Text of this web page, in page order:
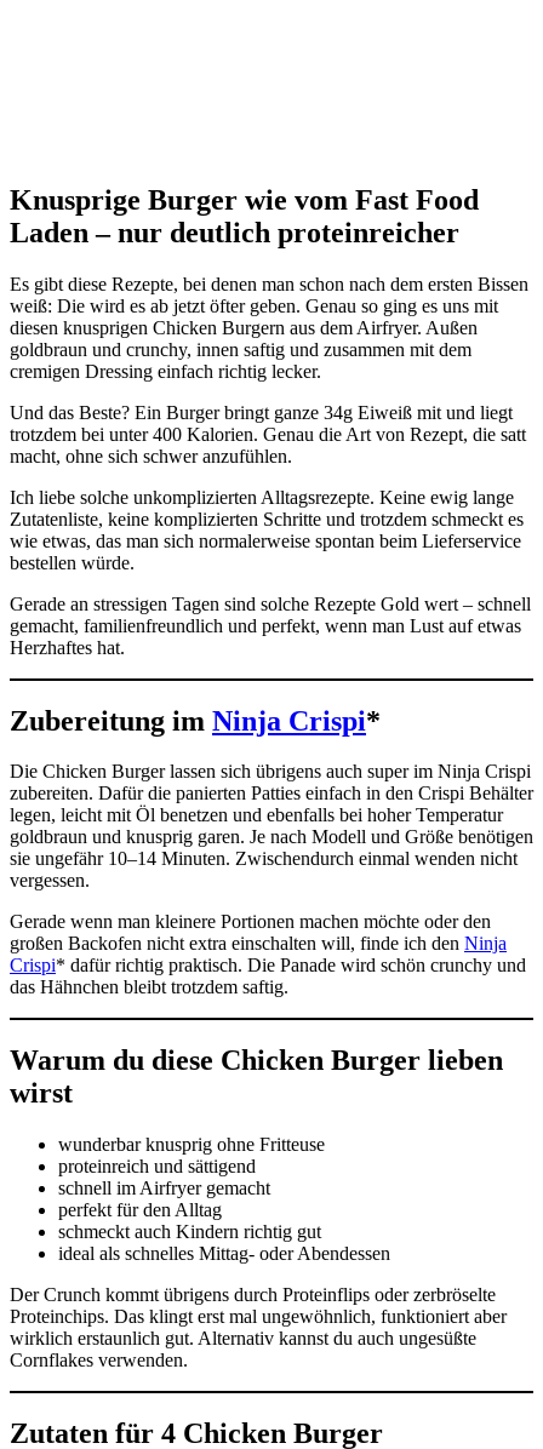
Knusprige Burger wie vom Fast Food
Laden – nur deutlich proteinreicher
Es gibt diese Rezepte, bei denen man schon nach dem ersten Bissen
weiß: Die wird es ab jetzt öfter geben. Genau so ging es uns mit
diesen knusprigen Chicken Burgern aus dem Airfryer. Außen
goldbraun und crunchy, innen saftig und zusammen mit dem
cremigen Dressing einfach richtig lecker.
Und das Beste? Ein Burger bringt ganze 34g Eiweiß mit und liegt
trotzdem bei unter 400 Kalorien. Genau die Art von Rezept, die satt
macht, ohne sich schwer anzufühlen.
Ich liebe solche unkomplizierten Alltagsrezepte. Keine ewig lange
Zutatenliste, keine komplizierten Schritte und trotzdem schmeckt es
wie etwas, das man sich normalerweise spontan beim Lieferservice
bestellen würde.
Gerade an stressigen Tagen sind solche Rezepte Gold wert – schnell
gemacht, familienfreundlich und perfekt, wenn man Lust auf etwas
Herzhaftes hat.
Zubereitung im Ninja Crispi*
Die Chicken Burger lassen sich übrigens auch super im Ninja Crispi
zubereiten. Dafür die panierten Patties einfach in den Crispi Behälter
legen, leicht mit Öl benetzen und ebenfalls bei hoher Temperatur
goldbraun und knusprig garen. Je nach Modell und Größe benötigen
sie ungefähr 10–14 Minuten. Zwischendurch einmal wenden nicht
vergessen.
Gerade wenn man kleinere Portionen machen möchte oder den
großen Backofen nicht extra einschalten will, finde ich den Ninja
Crispi* dafür richtig praktisch. Die Panade wird schön crunchy und
das Hähnchen bleibt trotzdem saftig.
Warum du diese Chicken Burger lieben
wirst
wunderbar knusprig ohne Fritteuse
proteinreich und sättigend
schnell im Airfryer gemacht
perfekt für den Alltag
schmeckt auch Kindern richtig gut
ideal als schnelles Mittag- oder Abendessen
Der Crunch kommt übrigens durch Proteinflips oder zerbröselte
Proteinchips. Das klingt erst mal ungewöhnlich, funktioniert aber
wirklich erstaunlich gut. Alternativ kannst du auch ungesüßte
Cornflakes verwenden.
Zutaten für 4 Chicken Burger